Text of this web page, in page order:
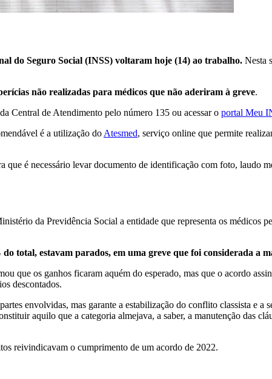
do Seguro Social (INSS) voltaram hoje (14) ao trabalho. Nesta
não realizadas para médicos que não aderiram à greve.
Central de Atendimento pelo número 135 ou acessar o portal Meu
é a utilização do Atesmed, serviço online que permite
que é necessário levar documento de identificação com foto, laudo
da Previdência Social a entidade que representa os médicos
do total, estavam parados, em uma greve que foi considerada a
que os ganhos ficaram aquém do esperado, mas que o acordo
descontados.
envolvidas, mas garante a estabilização do conflito classista e a
aquilo que a categoria almejava, a saber, a manutenção das
reivindicavam o cumprimento de um acordo de 2022.